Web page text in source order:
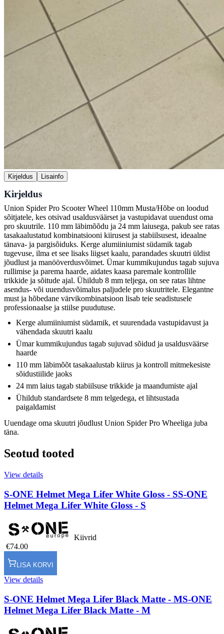
Kirjeldus Lisainfo
Kirjeldus
Union Spider Pro Scooter Wheel 110mm Musta/Hõbe on loodud
sõitjatele, kes otsivad usaldusväärset ja vastupidavat uuendust oma
pro skuutrile. 110 mm läbimõõdu ja 24 mm laiusega, pakub see ratas
tasakaalustatud kombinatsiooni kiirusest ja stabiilsusest, ideaalne
tänava- ja pargisõiduks. Kerge alumiiniumist südamik tagab
tugevuse, ilma et see lisaks liigset kaalu, parandades skuutri üldist
jõudlust ja manööverdusvõimet. Ümar kummikujundus tagab sujuva
rullimise ja parema haarde, aidates kaasa paremale kontrollile
trikkide ja sõitude ajal. Ühildub 8 mm teljega, on see ratas lihtne
asendus- või uuendusvõimalus paljudele pro skuutritele. Elegantne
must ja hõbedane värvikombinatsioon lisab teie seadistusele
professionaalse ja stiilse puudutuse.
Kerge alumiiniumist südamik, et suurendada vastupidavust ja
vähendada skuutri kaalu
Ümar kummikujundus tagab sujuvad sõidud ja usaldusväärse
haarde
110 mm läbimõõt tasakaalustab kiirus ja kontroll mitmekesiste
sõidustiilide jaoks
24 mm laius tagab stabiilsuse trikkide ja maandumiste ajal
Ühildub standardsete 8 mm telgedega, et lihtsustada
paigaldamist
Uuendage oma skuutri jõudlust Union Spider Pro Wheeliga juba
täna.
Seotud tooted
View details
S-ONE Helmet Mega Lifer White Gloss - SS-ONE
Helmet Mega Lifer White Gloss - S
Kiivrid
€74.00
LISA KORVI
View details
S-ONE Helmet Mega Lifer Black Matte - MS-ONE
Helmet Mega Lifer Black Matte - M